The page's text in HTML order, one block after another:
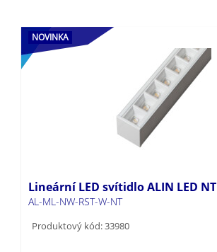
NOVINKA
Lineární LED svítidlo ALIN LED NT
AL-ML-NW-RST-W-NT
Produktový kód: 33980